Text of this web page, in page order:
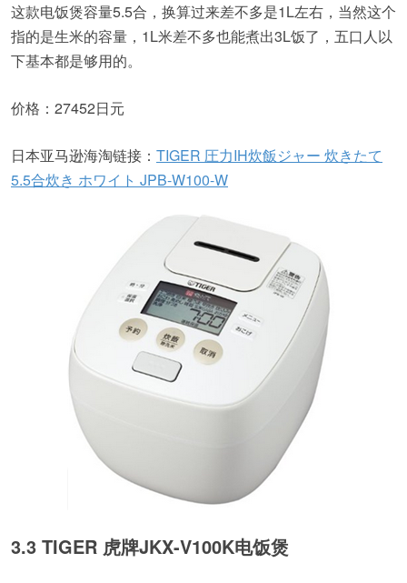
这款电饭煲容量5.5合，换算过来差不多是1L左右，当然这个
指的是生米的容量，1L米差不多也能煮出3L饭了，五口人以
下基本都是够用的。
价格：27452日元
日本亚马逊海淘链接： TIGER 圧力IH炊飯ジャー 炊きたて
5.5合炊き ホワイト JPB-W100-W
3.3 TIGER 虎牌JKX-V100K电饭煲